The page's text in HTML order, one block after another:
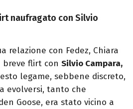
naufragato con Silvio
relazione con Fedez, Chiara
breve flirt con Silvio Campara,
legame, sebbene discreto,
evolversi, tanto che
Goose, era stato vicino a